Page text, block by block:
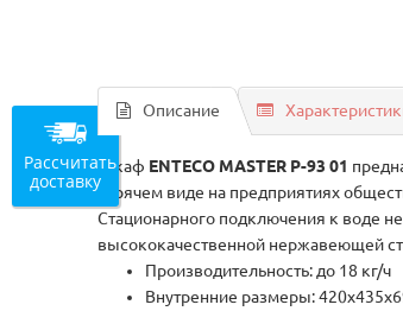
Описание
Шкаф ENTECO MASTER Р-93 01
горячем виде на предприятиях
Стационарного подключения к воде
высококачественной нержавеющей
Производительность: до 18 кг/ч
Внутренние размеры:
Рассчитать
доставку